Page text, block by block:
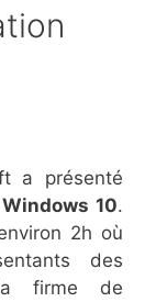
a présenté
Windows 10.
2h où
des
firme de